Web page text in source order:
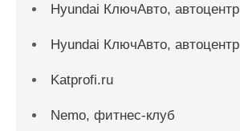
Hyundai КлючАвто, автоцентр
Hyundai КлючАвто, автоцентр
Katprofi.ru
Nemo, фитнес-клуб